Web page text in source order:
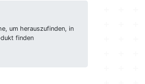
um herauszufinden, in
finden